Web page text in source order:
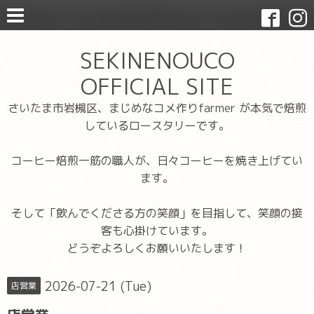
SEKINENOUCO
OFFICIAL SITE
さいたま市岩槻区、まじめなコメ作りfarmer が本気で焙煎
しているロースタリーです。
コーヒー焙煎一筋の職人が、日々コーヒーを焼き上げてい
ます。
そして「飲んでくださる方の笑顔」を目指して、笑顔の接
客も心掛けています。
どうぞよろしくお願いいたします！
店営業 2026-07-21 (Tue)